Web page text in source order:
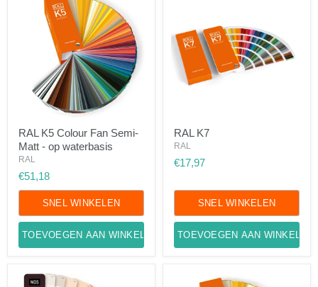
K5
Colour
Fan
Matt
waterbasis
RAL K5 Colour Fan Semi-
Matt - op waterbasis
RAL
€51,18
SNEL WINKELEN
TOEVOEGEN AAN WINKELWAGEN
K7
RAL K7
RAL
€17,97
SNEL WINKELEN
TOEVOEGEN AAN